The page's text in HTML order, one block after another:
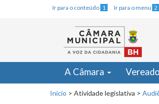
Ir para o conteúdo 1 Ir para o menu 2
A Câmara
Início > Atividade legislativa >